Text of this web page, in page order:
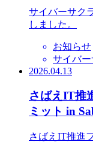
サイバーサク
しました。
お知らせ
サイバー
2026.04.13
さばえIT推
ミット in
さばえIT推進